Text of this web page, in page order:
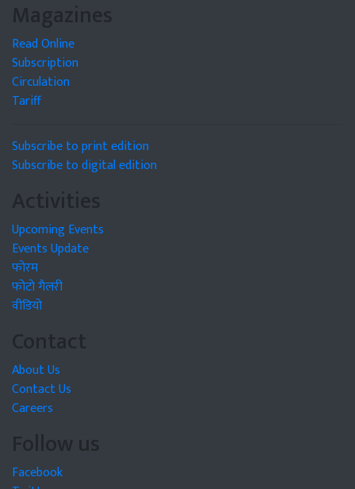
Magazines
Read Online
Subscription
Circulation
Tariff
Subscribe to print edition
Subscribe to digital edition
Activities
Upcoming Events
Events Update
फोरम
फोटो गैलरी
वीडियो
Contact
About Us
Contact Us
Careers
Follow us
Facebook